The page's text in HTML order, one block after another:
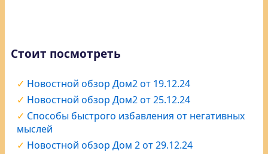
Стоит посмотреть
Новостной обзор Дом2 от 19.12.24
Новостной обзор Дом2 от 25.12.24
Способы быстрого избавления от негативных
мыслей
Новостной обзор Дом 2 от 29.12.24